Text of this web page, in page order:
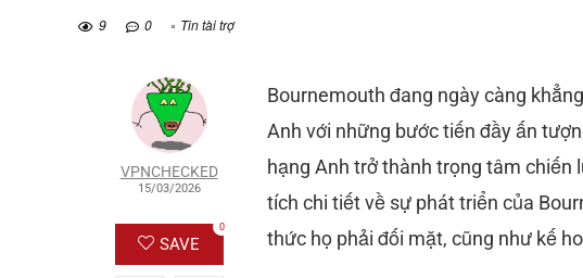
9 0 Tin tài trợ
VPNCHECKED
15/03/2026
SAVE
0
Bournemouth đang ngày càng
Anh với những bước tiến đầy ấn
hạng Anh trở thành trọng tâm chiến
tích chi tiết về sự phát triển của
thức họ phải đối mặt, cũng như kế